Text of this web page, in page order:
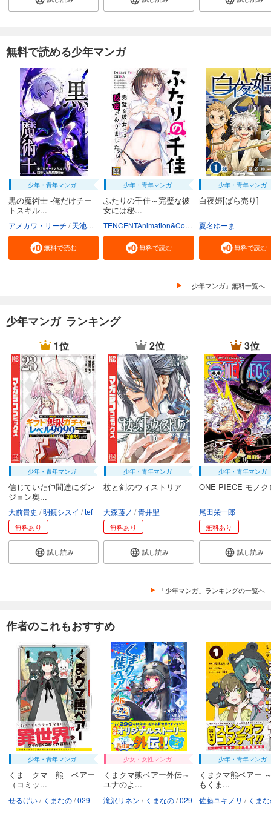
無料で読める少年マンガ
少年・青年マンガ
黒の魔術士 -俺だけチー
トスキル...
アメカワ・リーチ 天池のぞむ クリエイティブハウスポケット
無料で読む
少年・青年マンガ
ふたりの千佳～完璧な彼
女には秘...
無料で読む
少年・青年マンガ
白夜姫[ばら売り]
夏名ゆーま
無料で読む
「少年マンガ」無料一覧へ
少年マンガ ランキング
1位
少年・青年マンガ
信じていた仲間達にダン
ジョン奥...
大前貴史 明鏡シスイ tef
無料あり
試し読み
2位
少年・青年マンガ
杖と剣のウィストリア
大森藤ノ 青井聖
無料あり
試し読み
3位
少年・青年マンガ
ONE PIECE モノク
尾田栄一郎
無料あり
試し読み
「少年マンガ」ランキングの一覧へ
作者のこれもおすすめ
少年・青年マンガ
くま クマ 熊 ベアー
（コミッ...
せるげい くまなの 029
少女・女性マンガ
くまクマ熊ベアー外伝～
ユナのよ...
滝沢リネン くまなの 029
少年・青年マンガ
くまクマ熊ベアー
もくま...
佐藤ユキノリ くま